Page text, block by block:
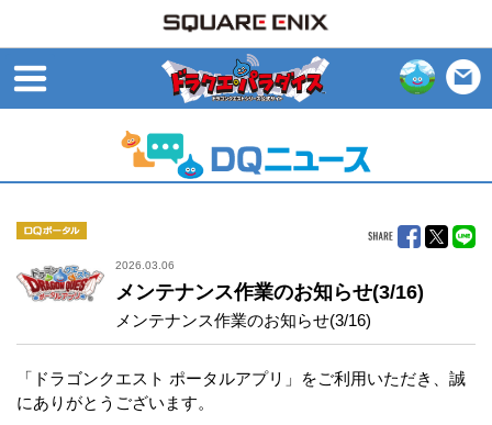
2026.03.06
メンテナンス作業のお知らせ(3/16)
メンテナンス作業のお知らせ(3/16)
「ドラゴンクエスト ポータルアプリ」をご利用いただき、誠
にありがとうございます。